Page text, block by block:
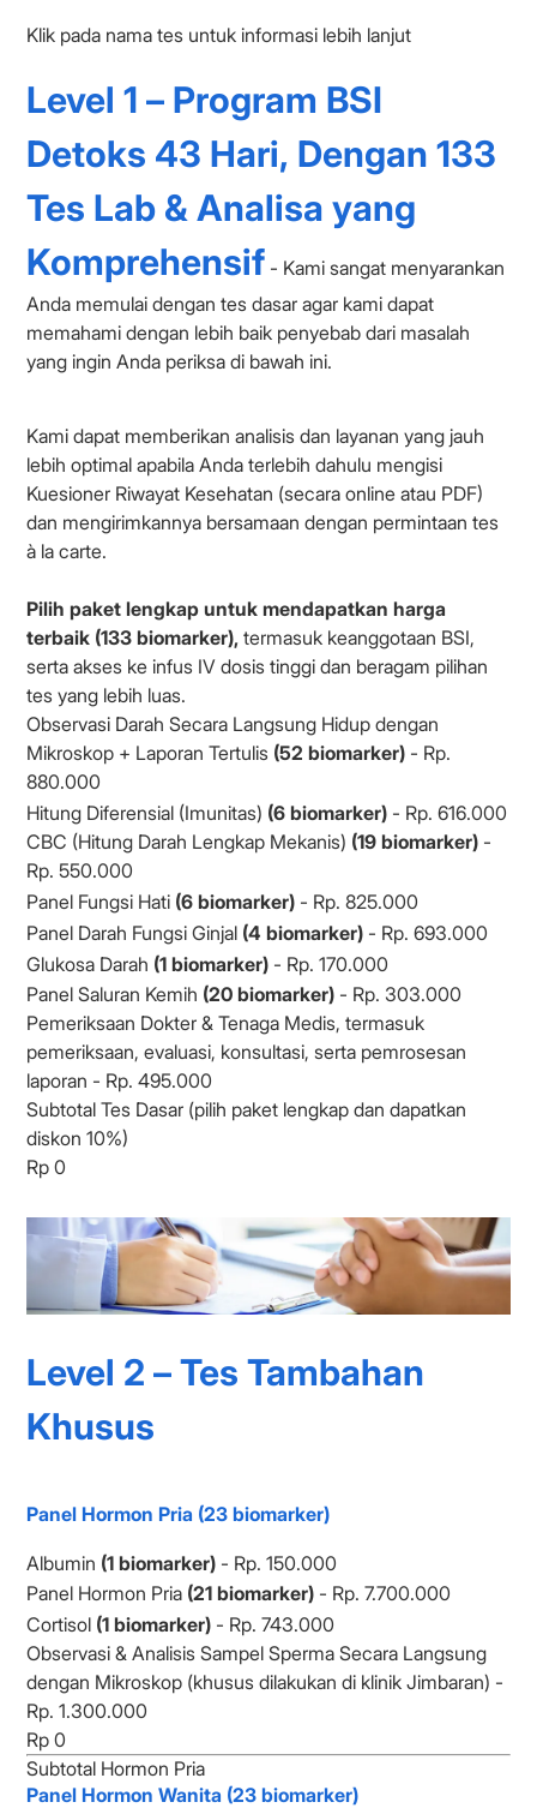
Klik pada nama tes untuk informasi lebih lanjut
Level 1 – Program BSI
Detoks 43 Hari, Dengan 133
Tes Lab & Analisa yang
Komprehensif - Kami sangat menyarankan
Anda memulai dengan tes dasar agar kami dapat
memahami dengan lebih baik penyebab dari masalah
yang ingin Anda periksa di bawah ini.
Kami dapat memberikan analisis dan layanan yang jauh
lebih optimal apabila Anda terlebih dahulu mengisi
Kuesioner Riwayat Kesehatan (secara online atau PDF)
dan mengirimkannya bersamaan dengan permintaan tes
à la carte.
Pilih paket lengkap untuk mendapatkan harga
terbaik (133 biomarker), termasuk keanggotaan BSI,
serta akses ke infus IV dosis tinggi dan beragam pilihan
tes yang lebih luas.
Observasi Darah Secara Langsung Hidup dengan
Mikroskop + Laporan Tertulis (52 biomarker) - Rp.
880.000
Hitung Diferensial (Imunitas) (6 biomarker) - Rp. 616.000
CBC (Hitung Darah Lengkap Mekanis) (19 biomarker) -
Rp. 550.000
Panel Fungsi Hati (6 biomarker) - Rp. 825.000
Panel Darah Fungsi Ginjal (4 biomarker) - Rp. 693.000
Glukosa Darah (1 biomarker) - Rp. 170.000
Panel Saluran Kemih (20 biomarker) - Rp. 303.000
Pemeriksaan Dokter & Tenaga Medis, termasuk
pemeriksaan, evaluasi, konsultasi, serta pemrosesan
laporan - Rp. 495.000
Subtotal Tes Dasar (pilih paket lengkap dan dapatkan
diskon 10%)
Level 2 – Tes Tambahan
Khusus
Panel Hormon Pria (23 biomarker)
Albumin (1 biomarker) - Rp. 150.000
Panel Hormon Pria (21 biomarker) - Rp. 7.700.000
Cortisol (1 biomarker) - Rp. 743.000
Observasi & Analisis Sampel Sperma Secara Langsung
dengan Mikroskop (khusus dilakukan di klinik Jimbaran) -
Rp. 1.300.000
Subtotal Hormon Pria
Panel Hormon Wanita (23 biomarker)